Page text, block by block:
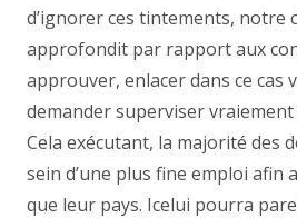
d’ignorer ces tintements, notre
approfondit par rapport aux
approuver, enlacer dans ce cas
demander superviser
Cela exécutant, la majorité des
sein d’une plus fine emploi afin
que leur pays. Icelui pourra